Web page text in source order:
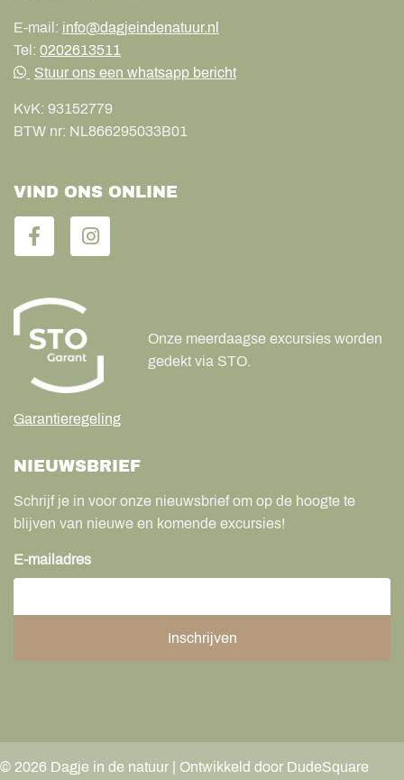
E-mail: info@dagjeindenatuur.nl
Tel: 0202613511
Stuur ons een whatsapp bericht
KvK: 93152779
BTW nr: NL866295033B01
VIND ONS ONLINE
Garantieregeling
Onze meerdaagse excursies worden
gedekt via STO.
NIEUWSBRIEF
Schrijf je in voor onze nieuwsbrief om op de hoogte te
blijven van nieuwe en komende excursies!
E-mailadres
© 2026 Dagje in de natuur | Ontwikkeld door DudeSquare